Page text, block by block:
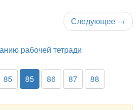
Следующее →
рабочей тетради
85 85 86 87 88